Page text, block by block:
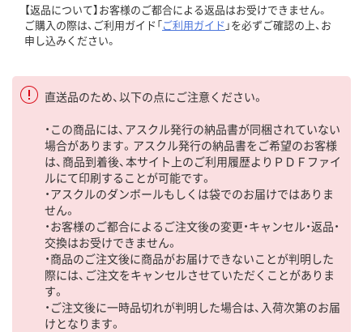
【返品について】お客様のご都合による返品はお受けできません。
ご購入の際は、ご利用ガイド「ご利用ガイド 」を必ずご確認の上、お
申し込みください。
直送品のため、以下の点にご注意ください。
・この商品には、アスクル発行の納品書が同梱されていない
場合があります。アスクル発行の納品書をご希望のお客様
は、商品到着後、本サイト上のご利用履歴よりＰＤＦファイ
ルにて印刷することが可能です。
・アスクルのダンボールもしくは袋でのお届けではありま
せん。
・お客様のご都合によるご注文後の変更・キャンセル・返品・
交換はお受けできません。
・商品のご注文後に商品がお届けできないことが判明した
際には、ご注文をキャンセルさせていただくことがありま
す。
・ご注文後に一時品切れが判明した場合は、入荷次第のお届
けとなります。